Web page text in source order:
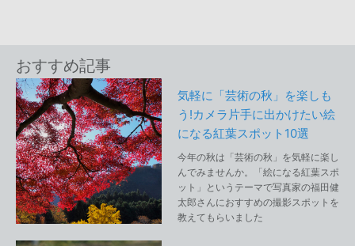
おすすめ記事
気軽に「芸術の秋」を楽しも
う!カメラ片手に出かけたい絵
になる紅葉スポット10選
今年の秋は「芸術の秋」を気軽に楽し
んでみませんか。「絵になる紅葉スポ
ット」というテーマで写真家の福田健
太郎さんにおすすめの撮影スポットを
教えてもらいました